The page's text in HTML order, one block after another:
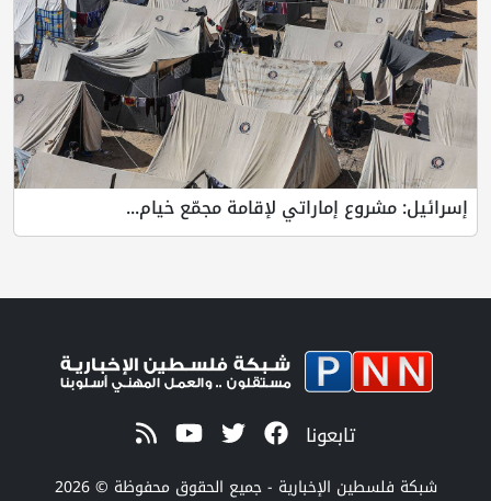
إسرائيل: مشروع إماراتي لإقامة مجمّع خيام...
تابعونا
شبكة فلسطين الإخبارية - جميع الحقوق محفوظة © 2026